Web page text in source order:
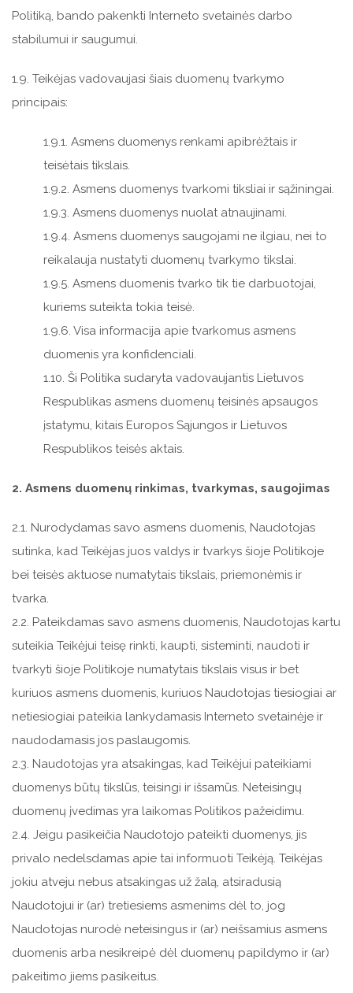
Politiką, bando pakenkti Interneto svetainės darbo
stabilumui ir saugumui.
1.9. Teikėjas vadovaujasi šiais duomenų tvarkymo
principais:
1.9.1. Asmens duomenys renkami apibrėžtais ir
teisėtais tikslais.
1.9.2. Asmens duomenys tvarkomi tiksliai ir sąžiningai.
1.9.3. Asmens duomenys nuolat atnaujinami.
1.9.4. Asmens duomenys saugojami ne ilgiau, nei to
reikalauja nustatyti duomenų tvarkymo tikslai.
1.9.5. Asmens duomenis tvarko tik tie darbuotojai,
kuriems suteikta tokia teisė.
1.9.6. Visa informacija apie tvarkomus asmens
duomenis yra konfidenciali.
1.10. Ši Politika sudaryta vadovaujantis Lietuvos
Respublikas asmens duomenų teisinės apsaugos
įstatymu, kitais Europos Sąjungos ir Lietuvos
Respublikos teisės aktais.
2. Asmens duomenų rinkimas, tvarkymas, saugojimas
2.1. Nurodydamas savo asmens duomenis, Naudotojas
sutinka, kad Teikėjas juos valdys ir tvarkys šioje Politikoje
bei teisės aktuose numatytais tikslais, priemonėmis ir
tvarka.
2.2. Pateikdamas savo asmens duomenis, Naudotojas kartu
suteikia Teikėjui teisę rinkti, kaupti, sisteminti, naudoti ir
tvarkyti šioje Politikoje numatytais tikslais visus ir bet
kuriuos asmens duomenis, kuriuos Naudotojas tiesiogiai ar
netiesiogiai pateikia lankydamasis Interneto svetainėje ir
naudodamasis jos paslaugomis.
2.3. Naudotojas yra atsakingas, kad Teikėjui pateikiami
duomenys būtų tikslūs, teisingi ir išsamūs. Neteisingų
duomenų įvedimas yra laikomas Politikos pažeidimu.
2.4. Jeigu pasikeičia Naudotojo pateikti duomenys, jis
privalo nedelsdamas apie tai informuoti Teikėją. Teikėjas
jokiu atveju nebus atsakingas už žalą, atsiradusią
Naudotojui ir (ar) tretiesiems asmenims dėl to, jog
Naudotojas nurodė neteisingus ir (ar) neišsamius asmens
duomenis arba nesikreipė dėl duomenų papildymo ir (ar)
pakeitimo jiems pasikeitus.